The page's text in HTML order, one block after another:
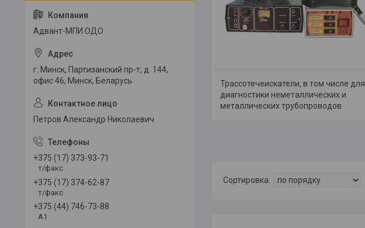
Трассотечеискатели, в том числе для
диагностики неметаллических и
металлических трубопроводов
Адвант-МПИ ОДО
г. Минск, Партизанский пр-т, д. 144,
офис 46, Минск, Беларусь
Петров Александр Николаевич
+375 (17) 373-93-71
т/факс
+375 (17) 374-62-87
т/факс
+375 (44) 746-73-88
А1